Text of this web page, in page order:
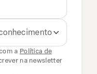
a Política de
na newsletter